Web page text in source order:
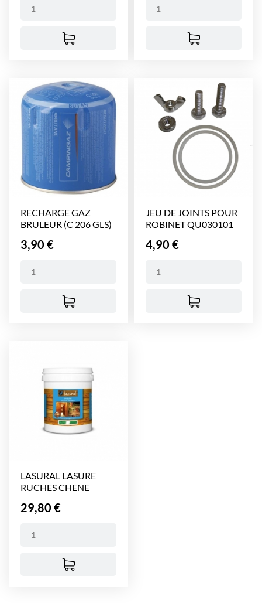
RECHARGE GAZ
BRULEUR (C 206 GLS)
Prix
3,90 €
JEU DE JOINTS POUR
ROBINET QU030101
Prix
4,90 €
LASURAL LASURE
RUCHES CHENE
Prix
29,80 €